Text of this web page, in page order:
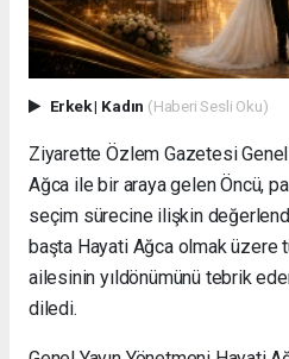
Erkek| Kadın (Haberi Sesli Oku)
Ziyarette Özlem Gazetesi Genel
Ağca ile bir araya gelen Öncü,
seçim sürecine ilişkin
başta Hayati Ağca olmak üzere
ailesinin yıldönümünü tebrik
diledi.